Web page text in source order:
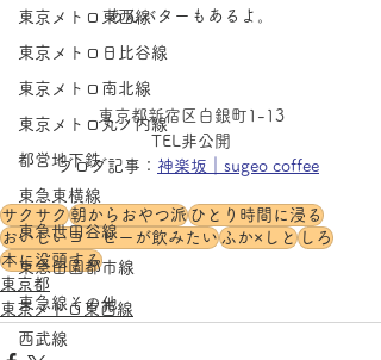
東京メトロ東西線
東京メトロ日比谷線
東京メトロ南北線
東京メトロ丸ノ内線
都営地下鉄
東急東横線
東急世田谷線
東急田園都市線
東急線その他
西武線
あんバターもあるよ。
東京都新宿区白銀町1-13
TEL非公開
ブログ記事： 神楽坂｜sugeo coffee
サクサク朝からおやつ派ひとり時間に浸る
おいしいコーヒーが飲みたいふか×しとしろ
本に没頭する
東京都
東京メトロ東西線